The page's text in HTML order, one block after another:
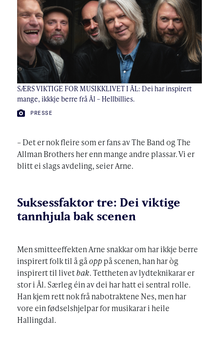
SÆRS VIKTIGE FOR MUSIKKLIVET I ÅL: Dei har inspirert
mange, ikkkje berre frå Ål – Hellbillies.
FOTO:
PRESSE
– Det er nok fleire som er fans av The Band og The
Allman Brothers her enn mange andre plassar. Vi er
blitt ei slags avdeling, seier Arne.
Suksessfaktor tre: Dei viktige
tannhjula bak scenen
Men smitteeffekten Arne snakkar om har ikkje berre
inspirert folk til å gåopppå scenen, han har òg
inspirert til livetbak. Tettheten av lydteknikarar er
stor i Ål. Særleg éin av dei har hatt ei sentral rolle.
Han kjem rett nok frå nabotraktene Nes, men har
vore ein fødselshjelpar for musikarar i heile
Hallingdal.